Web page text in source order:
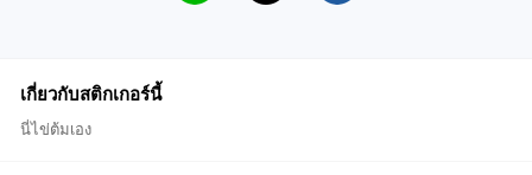
เกี่ยวกับสติกเกอร์นี้
นี่ไข่ต้มเอง